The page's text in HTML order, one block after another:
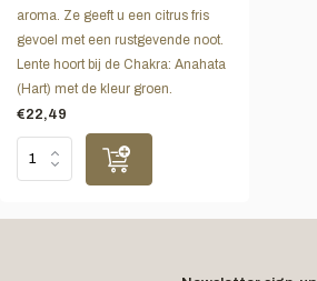
aroma. Ze geeft u een citrus fris
gevoel met een rustgevende noot.
Lente hoort bij de Chakra: Anahata
(Hart) met de kleur groen.
€22,49